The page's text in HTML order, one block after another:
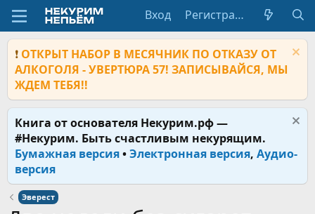
Вход Регистрация
❗ ОТКРЫТ НАБОР В МЕСЯЧНИК ПО ОТКАЗУ ОТ
АЛКОГОЛЯ - УВЕРТЮРА 57! ЗАПИСЫВАЙСЯ, МЫ
ЖДЕМ ТЕБЯ!!
Книга от основателя Некурим.рф —
#Некурим. Быть счастливым некурящим.
Бумажная версия•Электронная версия, Аудио-
версия
Эверест